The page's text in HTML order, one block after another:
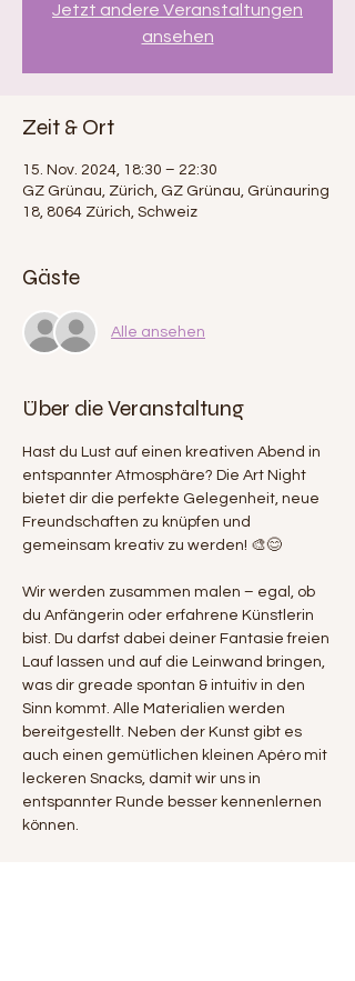
Jetzt andere Veranstaltungen
ansehen
Zeit & Ort
15. Nov. 2024, 18:30 – 22:30
GZ Grünau, Zürich, GZ Grünau, Grünauring
18, 8064 Zürich, Schweiz
Gäste
Alle ansehen
Über die Veranstaltung
Hast du Lust auf einen kreativen Abend in
entspannter Atmosphäre? Die Art Night
bietet dir die perfekte Gelegenheit, neue
Freundschaften zu knüpfen und
gemeinsam kreativ zu werden! 🎨😊
Wir werden zusammen malen – egal, ob
du Anfängerin oder erfahrene Künstlerin
bist. Du darfst dabei deiner Fantasie freien
Lauf lassen und auf die Leinwand bringen,
was dir greade spontan & intuitiv in den
Sinn kommt. Alle Materialien werden
bereitgestellt. Neben der Kunst gibt es
auch einen gemütlichen kleinen Apéro mit
leckeren Snacks, damit wir uns in
entspannter Runde besser kennenlernen
können.